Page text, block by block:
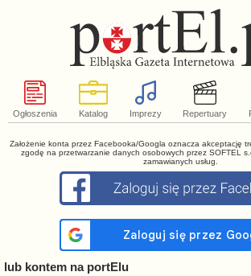
Ogłoszenia Katalog Imprezy Repertuary
Założenie konta przez Facebooka/Googla oznacza akceptację
zgodę na przetwarzanie danych osobowych przez SOFTEL
zamawianych usług.
lub kontem na portElu